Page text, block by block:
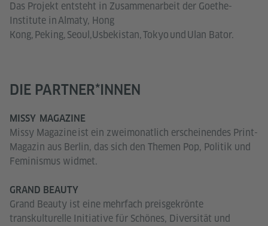
Das Projekt entsteht in Zusammenarbeit der Goethe-
Institute in Almaty, Hong
Kong, Peking, Seoul,Usbekistan, Tokyo und Ulan Bator.
DIE PARTNER*INNEN
MISSY MAGAZINE
Missy Magazine ist ein zweimonatlich erscheinendes Print-
Magazin aus Berlin, das sich den Themen Pop, Politik und
Feminismus widmet.
GRAND BEAUTY
Grand Beauty ist eine mehrfach preisgekrönte
transkulturelle Initiative für Schönes, Diversität und